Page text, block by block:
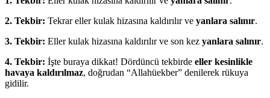
2. Tekbir: Tekrar eller kulak hizasına kaldırılır ve yanlara salınır.
3. Tekbir: Eller kulak hizasına kaldırılır ve son kez yanlara salınır.
4. Tekbir: İşte buraya dikkat! Dördüncü tekbirde eller kesinlikle
havaya kaldırılmaz, doğrudan “Allahüekber” denilerek rükuya
gidilir.